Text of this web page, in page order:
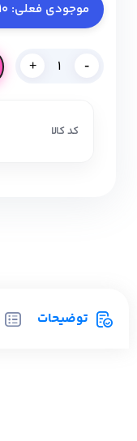
موجودی فعلی: 10 عدد
-
+
کد کالا
توضیحات